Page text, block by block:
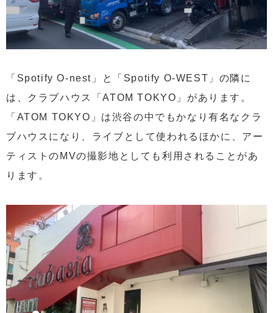
「Spotify O-nest」と「Spotify O-WEST」の隣に
は、クラブハウス「ATOM TOKYO」があります。
「ATOM TOKYO」は渋谷の中でもかなり有名なクラ
ブハウスになり、ライブとして使われるほかに、アー
ティストのMVの撮影地としても利用されることがあ
ります。